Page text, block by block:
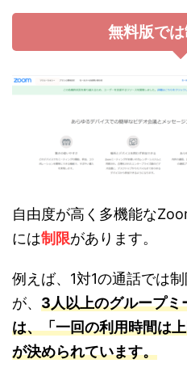
無料版で
自由度が高く多機能な
には制限があります。
例えば、1対1の通話では
が、 3人以上のグループミ
は、「一回の利用時間は
が決められています。